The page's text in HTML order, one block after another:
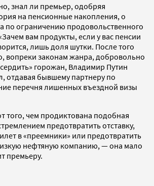
знал ли премьер, одобряя
на пенсионные накопления, о
по ограничению продовольственного
вам продукты, если у вас пенсии
лишь доля шутки. После того
вопреки законам жанра, добровольно
горожан, Владимир Путин
отдавая бывшему партнеру по
перечня лишенных въездной визы
того, чем продиктована подобная
предотвратить отставку,
в «преемники» или предотвратить
нефтяную компанию, — она мало
премьеру.